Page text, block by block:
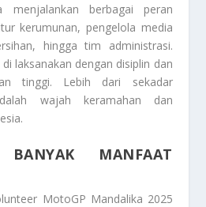
menjalankan berbagai peran
kerumunan, pengelola media
hingga tim administrasi.
laksanakan dengan disiplin dan
tinggi. Lebih dari sekadar
wajah keramahan dan
BANYAK MANFAAT
MotoGP Mandalika 2025